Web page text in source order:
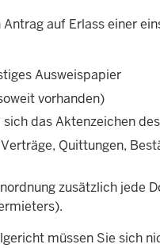
auf Erlass einer
Ausweispapier
vorhanden)
das Aktenzeichen
Verträge, Quittungen,
zusätzlich jede
müssen Sie sich